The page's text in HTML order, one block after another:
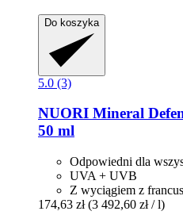
Do koszyka
5.0 (3)
NUORI Mineral
50 ml
Odpowiedni dla
UVA + UVB
Z wyciągiem z
174,63 zł (3 492,60 zł / l)